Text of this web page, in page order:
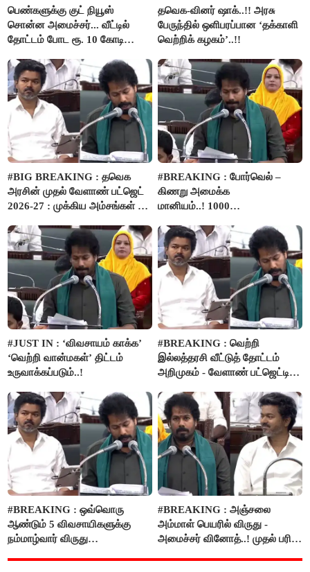
பெண்களுக்கு குட் நியூஸ்
சொன்ன அமைச்சர்... வீட்டில்
தோட்டம் போட ரூ. 10 கோடி
தவெக-வினர் ஷாக்..!! அரசு
பேருந்தில் ஒளிபரப்பான ‘தக்காளி
வெற்றிக் கழகம்’..!!
#BIG BREAKING : தவெக
அரசின் முதல் வேளாண் பட்ஜெட்
2026-27 : முக்கிய அம்சங்கள் ஓர்
#BREAKING : போர்வெல் –
கிணறு அமைக்க
மானியம்..! 1000
பம்புசெட் வழங்கப்படும்..!
#JUST IN : ‘விவசாயம் காக்க’
‘வெற்றி வான்மகள்’ திட்டம்
உருவாக்கப்படும்..!
#BREAKING : வெற்றி
இல்லத்தரசி வீட்டுத் தோட்டம்
அறிமுகம் - வேளாண் பட்ஜெட்டில்
#BREAKING : ஒவ்வொரு
ஆண்டும் 5 விவசாயிகளுக்கு
நம்மாழ்வார் விருது
#BREAKING : அஞ்சலை
அம்மாள் பெயரில் விருது -
அமைச்சர் வினோத்..! முதல் பரிசு